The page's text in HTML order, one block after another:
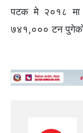
पटक मे २०१८
७४१,००० टन